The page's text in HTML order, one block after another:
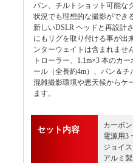
パン、チルトショット可能な
状況でも理想的な撮影ができ
新しいDSLR ヘッドと再設計
にもリグを取り付ける事が出
ンターウェイトは含まれませ
トローラー、1.1m×3 本のカ
ール（全長約4m）、パン＆チ
混雑撮影環境や悪天候からケ
ます。
セット内容
カーボ
電源用3
ジョイ
アルミ